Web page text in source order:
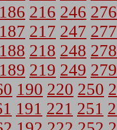
186 216 246 276
187 217 247 277
188 218 248 278
189 219 249 279
190 220 250
191 221 251